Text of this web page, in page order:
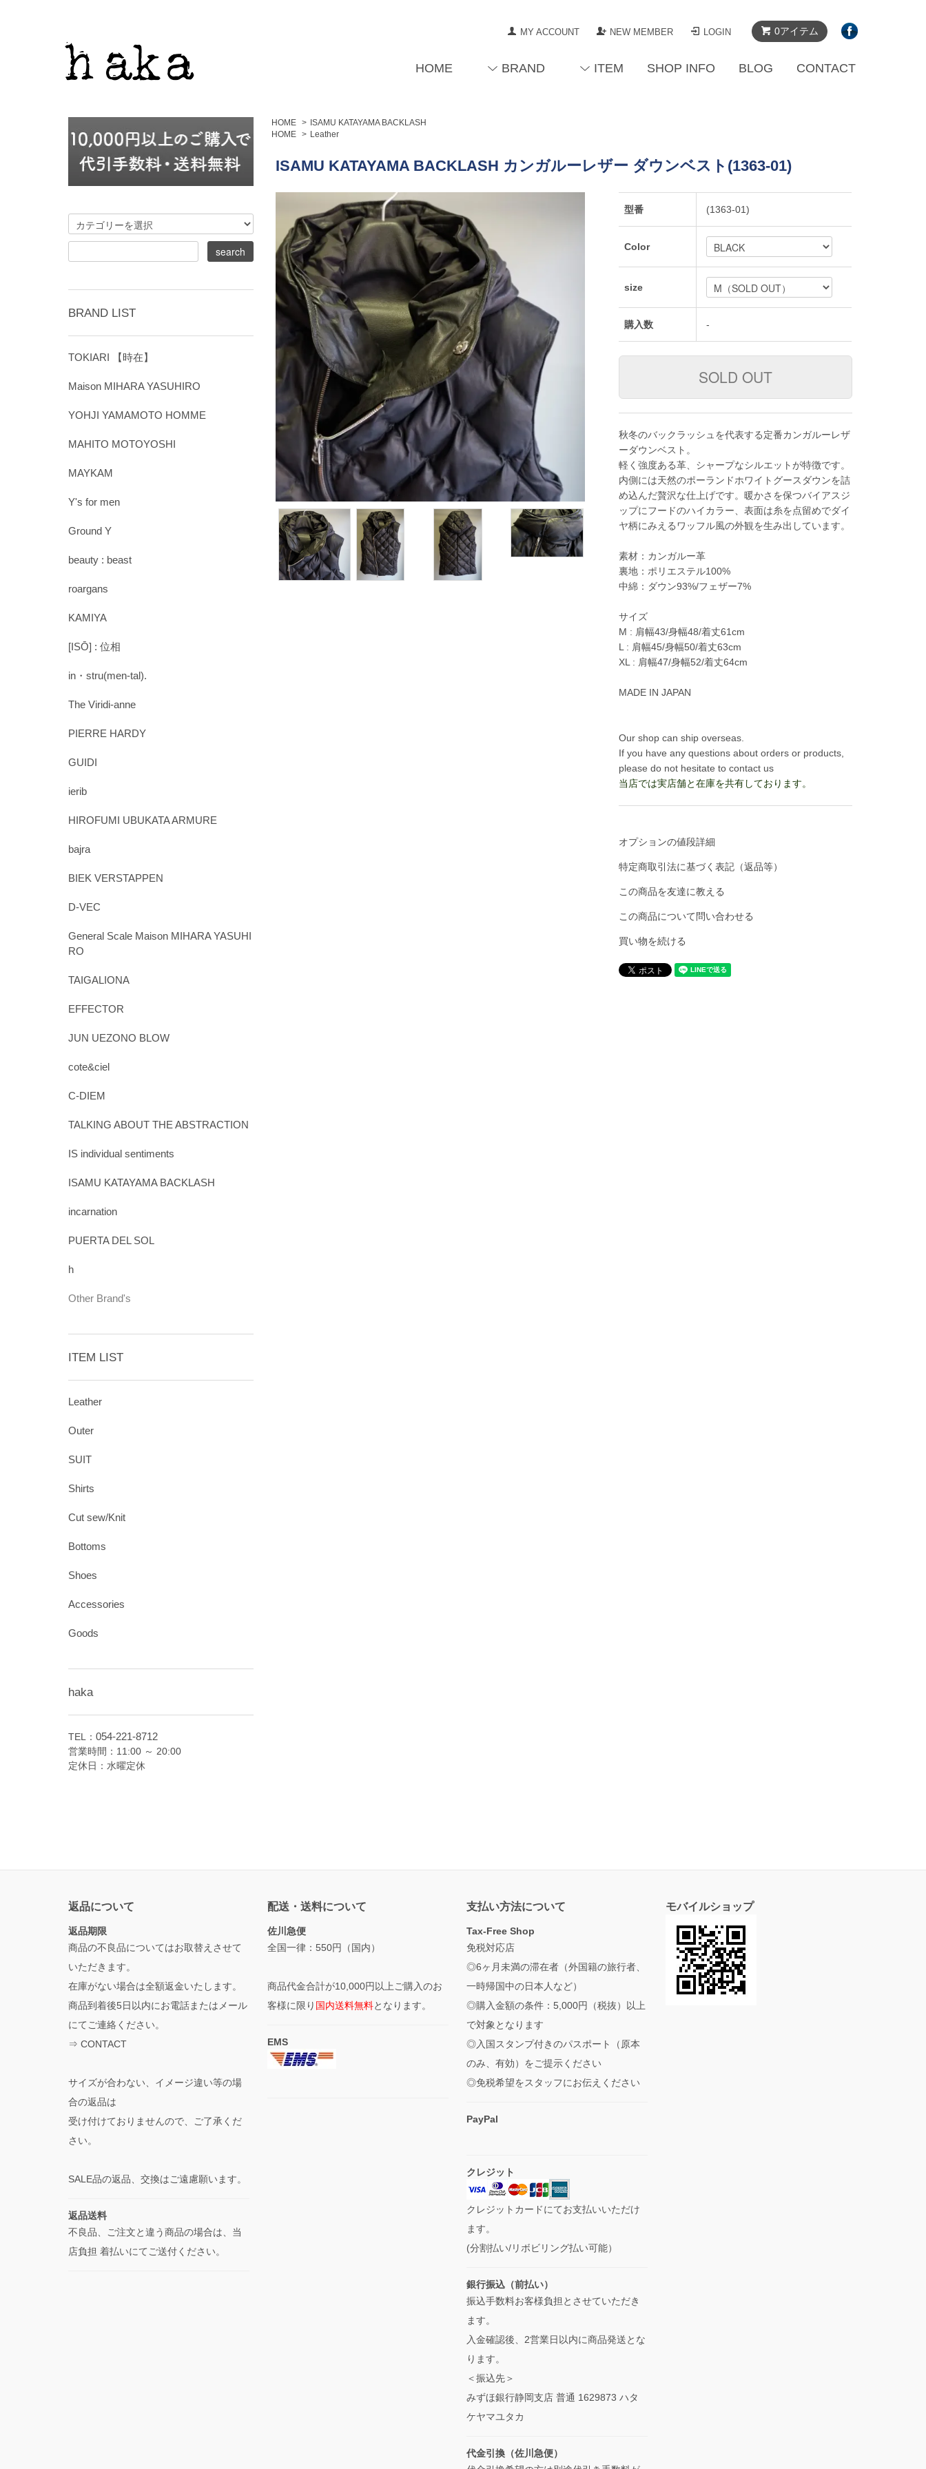
0アイテム
MY ACCOUNT NEW MEMBER LOGIN
HOME BRAND ITEM SHOP INFO BLOG CONTACT
HOME > ISAMU KATAYAMA BACKLASH
HOME
> Leather
ISAMU KATAYAMA BACKLASH カンガルーレザー ダウンベスト(1363-01)
型番 (1363-01)
Color
size
購入数 -
秋冬のバックラッシュを代表する定番カンガルーレザ
ーダウンベスト。
軽く強度ある革、シャープなシルエットが特徴です。
内側には天然のポーランドホワイトグースダウンを詰
め込んだ贅沢な仕上げです。暖かさを保つバイアスジ
ップにフードのハイカラー、表面は糸を点留めでダイ
ヤ柄にみえるワッフル風の外観を生み出しています。
素材：カンガルー革
裏地：ポリエステル100%
中綿：ダウン93%/フェザー7%
サイズ
M : 肩幅43/身幅48/着丈61cm
L : 肩幅45/身幅50/着丈63cm
XL : 肩幅47/身幅52/着丈64cm
MADE IN JAPAN
Our shop can ship overseas.
If you have any questions about orders or products,
please do not hesitate to contact us
当店では実店舗と在庫を共有しております。
オプションの値段詳細
特定商取引法に基づく表記（返品等）
この商品を友達に教える
この商品について問い合わせる
買い物を続ける
BRAND LIST
TOKIARI 【時在】
Maison MIHARA YASUHIRO
YOHJI YAMAMOTO HOMME
MAHITO MOTOYOSHI
MAYKAM
Y's for men
Ground Y
beauty : beast
roargans
KAMIYA
[ISŌ] : 位相
in・stru(men-tal).
The Viridi-anne
PIERRE HARDY
GUIDI
ierib
HIROFUMI UBUKATA ARMURE
bajra
BIEK VERSTAPPEN
D-VEC
General Scale Maison MIHARA YASUHI
RO
TAIGALIONA
EFFECTOR
JUN UEZONO BLOW
cote&ciel
C-DIEM
TALKING ABOUT THE ABSTRACTION
IS individual sentiments
ISAMU KATAYAMA BACKLASH
incarnation
PUERTA DEL SOL
h
Other Brand's
ITEM LIST
Leather
Outer
SUIT
Shirts
Cut sew/Knit
Bottoms
Shoes
Accessories
Goods
haka
TEL： 054-221-8712
営業時間：11:00 ～ 20:00
定休日：水曜定休
返品について
返品期限
商品の不良品についてはお取替えさせて
いただきます。
在庫がない場合は全額返金いたします。
商品到着後5日以内にお電話またはメール
にてご連絡ください。
⇒ CONTACT
サイズが合わない、イメージ違い等の場
合の返品は
受け付けておりませんので、ご了承くだ
さい。
SALE品の返品、交換はご遠慮願います。
返品送料
不良品、ご注文と違う商品の場合は、当
店負担 着払いにてご送付ください。
配送・送料について
佐川急便
全国一律：550円（国内）
商品代金合計が10,000円以上ご購入のお
客様に限り 国内送料無料となります。
EMS
支払い方法について
Tax-Free Shop
免税対応店
◎6ヶ月未満の滞在者（外国籍の旅行者、
一時帰国中の日本人など）
◎購入金額の条件：5,000円（税抜）以上
で対象となります
◎入国スタンプ付きのパスポート（原本
のみ、有効）をご提示ください
◎免税希望をスタッフにお伝えください
PayPal
クレジット
クレジットカードにてお支払いいただけ
ます。
(分割払い/リボビリング払い可能）
銀行振込（前払い）
振込手数料お客様負担とさせていただき
ます。
入金確認後、2営業日以内に商品発送とな
ります。
＜振込先＞
みずほ銀行静岡支店 普通 1629873 ハタ
ケヤマユタカ
代金引換（佐川急便）
モバイルショップ